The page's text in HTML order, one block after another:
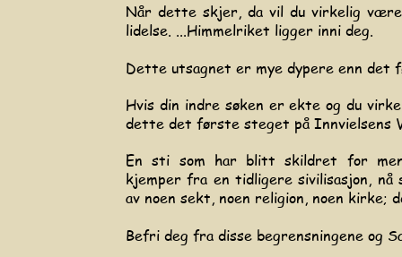
Når dette skjer, da vil du virkelig
lidelse. ...Himmelriket ligger inni deg.
Dette utsagnet er mye dypere enn det
Hvis din indre søken er ekte og du
dette det første steget på Innvielsens
En sti som har blitt skildret for
kjemper fra en tidligere sivilisasjon,
av noen sekt, noen religion, noen
Befri deg fra disse begrensningene og